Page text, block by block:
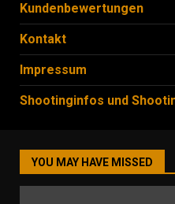
Kundenbewertungen
Kontakt
Impressum
Shootinginfos und
YOU MAY HAVE MISSED